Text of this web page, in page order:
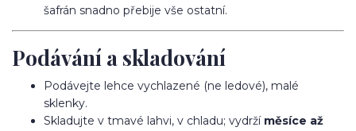
šafrán snadno přebije vše ostatní.
Podávání a skladování
Podávejte lehce vychlazené (ne ledové), malé
sklenky.
Skladujte v tmavé lahvi, v chladu; vydrží měsíce až